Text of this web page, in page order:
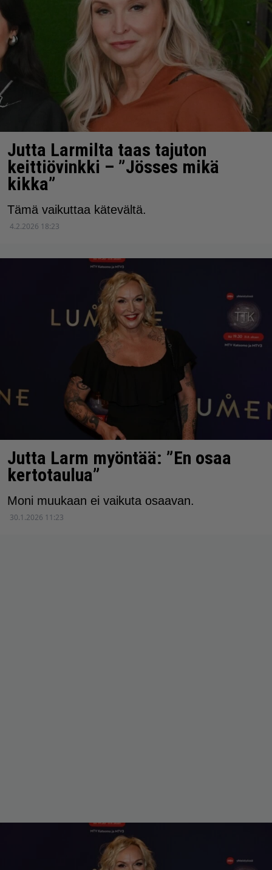
Jutta Larmilta taas tajuton
keittiövinkki – ”Jösses mikä
kikka”
Tämä vaikuttaa kätevältä.
4.2.2026 18:23
Jutta Larm myöntää: ”En osaa
kertotaulua”
Moni muukaan ei vaikuta osaavan.
30.1.2026 11:23